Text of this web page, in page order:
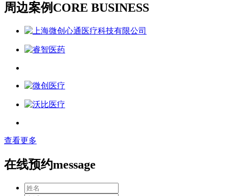
周边案例CORE BUSINESS
查看更多
在线预约message